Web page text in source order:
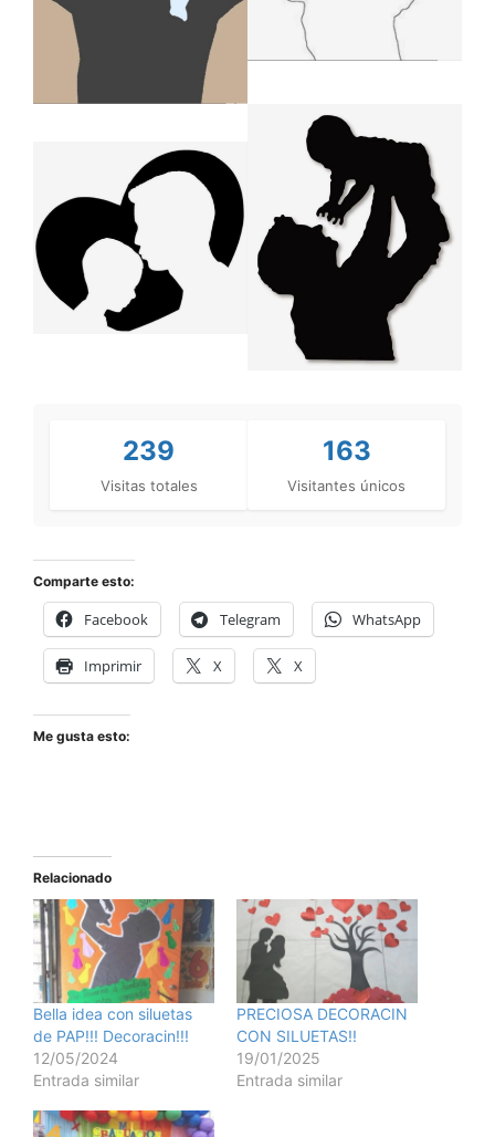
239
Visitas totales
163
Visitantes únicos
Comparte esto:
Facebook Telegram WhatsApp
Imprimir X X
Me gusta esto:
Relacionado
Bella idea con siluetas
de PAP!!! Decoracin!!!
12/05/2024
Entrada similar
PRECIOSA DECORACIN
CON SILUETAS!!
19/01/2025
Entrada similar